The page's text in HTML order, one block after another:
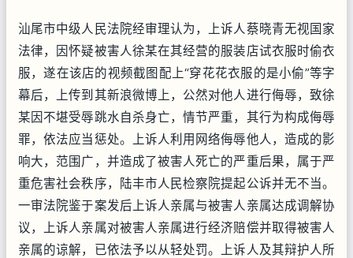
汕尾市中级人民法院经审理认为，上诉人蔡晓青无视国家
法律，因怀疑被害人徐某在其经营的服装店试衣服时偷衣
服，遂在该店的视频截图配上“穿花花衣服的是小偷”等字
幕后，上传到其新浪微博上，公然对他人进行侮辱，致徐
某因不堪受辱跳水自杀身亡，情节严重，其行为构成侮辱
罪，依法应当惩处。上诉人利用网络侮辱他人，造成的影
响大，范围广，并造成了被害人死亡的严重后果，属于严
重危害社会秩序，陆丰市人民检察院提起公诉并无不当。
一审法院鉴于案发后上诉人亲属与被害人亲属达成调解协
议，上诉人亲属对被害人亲属进行经济赔偿并取得被害人
亲属的谅解，已依法予以从轻处罚。上诉人及其辩护人所